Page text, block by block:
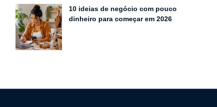
10 ideias de negócio com pouco
dinheiro para começar em 2026